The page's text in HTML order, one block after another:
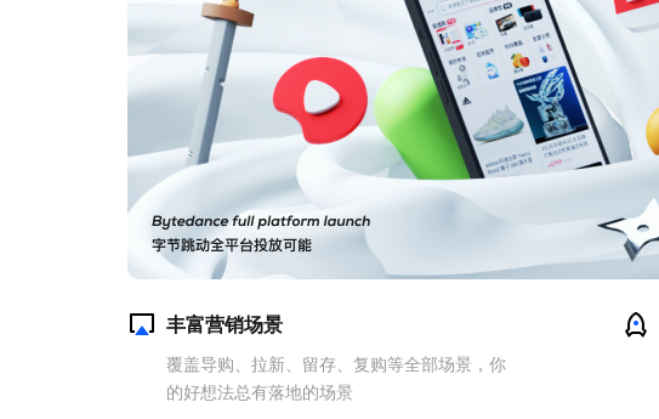
丰富营销场景
覆盖导购、拉新、留存、复购等全部场景，你
的好想法总有落地的场景